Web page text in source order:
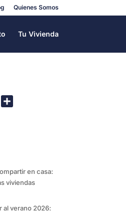
Quienes Somos
Tu Vivienda
t
i
en casa:
viviendas
al verano 2026: